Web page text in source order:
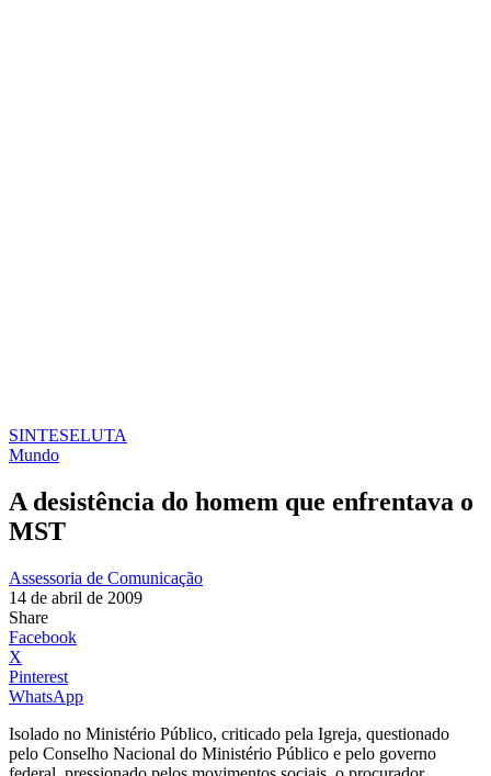
SINTESELUTA
Mundo
A desistência do homem que enfrentava o
MST
Assessoria de Comunicação
14 de abril de 2009
Share
Facebook
X
Pinterest
WhatsApp
Isolado no Ministério Público, criticado pela Igreja, questionado
pelo Conselho Nacional do Ministério Público e pelo governo